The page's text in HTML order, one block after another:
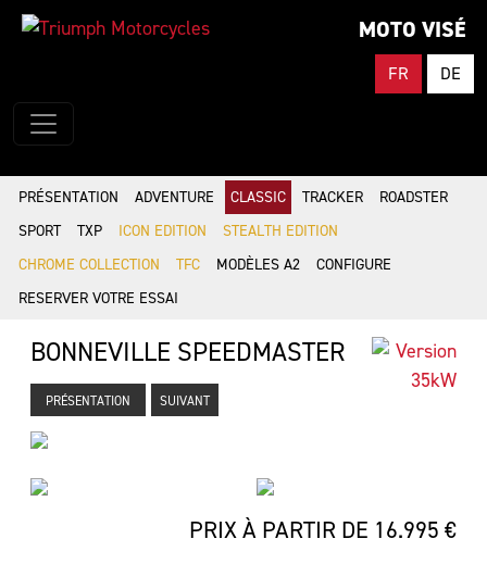
MOTO VISÉ
FR DE
PRÉSENTATION ADVENTURE CLASSIC TRACKER
ROADSTER
SPORT
TXP ICON EDITION
STEALTH EDITION
CHROME COLLECTION
TFC MODÈLES A2
CONFIGURE
RESERVER VOTRE ESSAI
BONNEVILLE SPEEDMASTER
PRÉSENTATION SUIVANT
PRIX À PARTIR DE 16.995 €